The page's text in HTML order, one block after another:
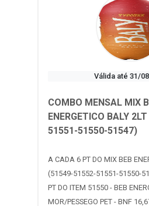
Válida até 31/
COMBO MENSAL MIX
ENERGETICO BALY
51551-51550-51547)
A CADA 6 PT DO MIX BEB
(51549-51552-51551-51550-
PT DO ITEM 51550 - BEB
MOR/PESSEGO PET - BNF